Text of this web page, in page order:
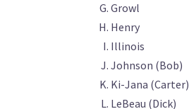
Growl
Henry
Illinois
Johnson (Bob)
Ki-Jana (Carter)
LeBeau (Dick)